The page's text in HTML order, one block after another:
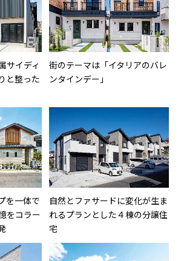
サイディ
と整った
街のテーマは「イタリアのバレ
ンタインデー」
を一体で
をコラー
自然とファサードに変化が生ま
れるプランとした４棟の分譲住
宅